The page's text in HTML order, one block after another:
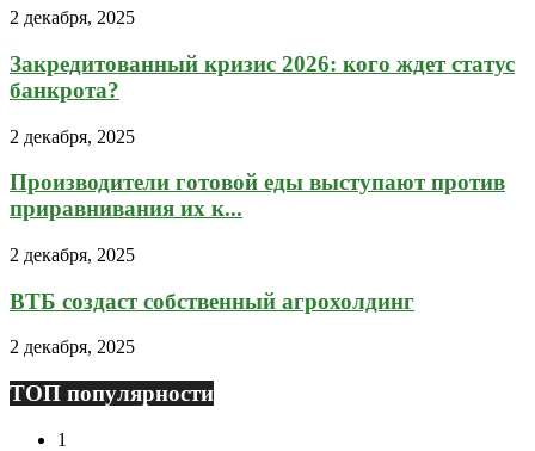
2 декабря, 2025
Закредитованный кризис 2026: кого ждет статус
банкрота?
2 декабря, 2025
Производители готовой еды выступают против
приравнивания их к...
2 декабря, 2025
ВТБ создаст собственный агрохолдинг
2 декабря, 2025
ТОП популярности
1